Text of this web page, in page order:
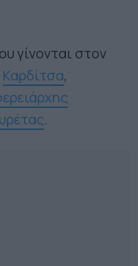
γίνονται στον
Καρδίτσα,
.